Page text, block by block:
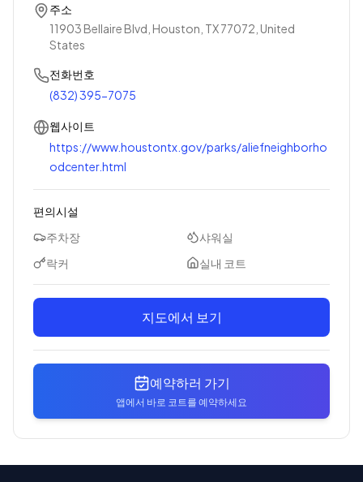
주소
11903 Bellaire Blvd, Houston, TX 77072, United
States
전화번호
(832) 395-7075
웹사이트
https://www.houstontx.gov/parks/aliefneighborho
odcenter.html
편의시설
주차장
샤워실
락커
실내 코트
지도에서 보기
예약하러 가기
앱에서 바로 코트를 예약하세요